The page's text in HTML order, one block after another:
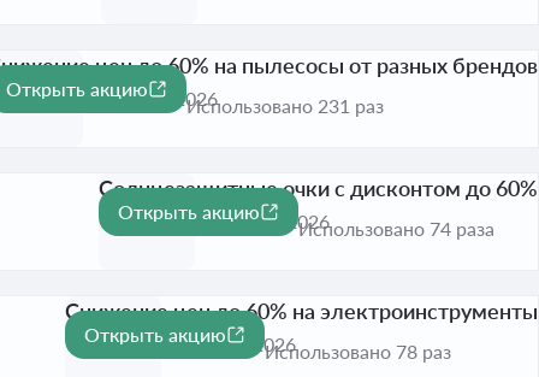
-60%
цен до 60% на пылесосы от разных брендов
Активна до 31 авг. 2026
Открыть акцию
Использовано 231 раз
-60%
Солнцезащитные очки с дисконтом до 60%
Активна до 31 авг. 2026
Открыть акцию
Использовано 74 раза
-60%
Снижение цен до 60% на электроинструменты
Активна до 31 авг. 2026
Открыть акцию
Использовано 78 раз